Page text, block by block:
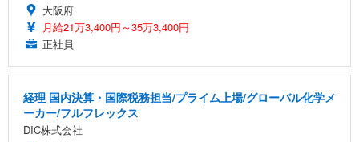
大阪府
月給21万3,400円～35万3,400円
正社員
経理 国内決算・国際税務担当/プライム上場/グローバル化学メ
ーカー/フルフレックス
DIC株式会社